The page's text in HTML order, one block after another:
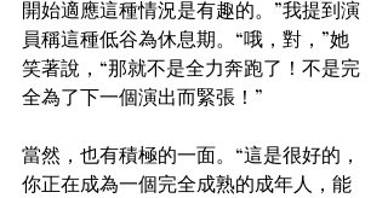
開始適應這種情況是有趣的。”我提到演
員稱這種低谷為休息期。“哦，對，”她
笑著說，“那就不是全力奔跑了！不是完
全為了下一個演出而緊張！”
當然，也有積極的一面。“這是很好的，
你正在成為一個完全成熟的成年人，能